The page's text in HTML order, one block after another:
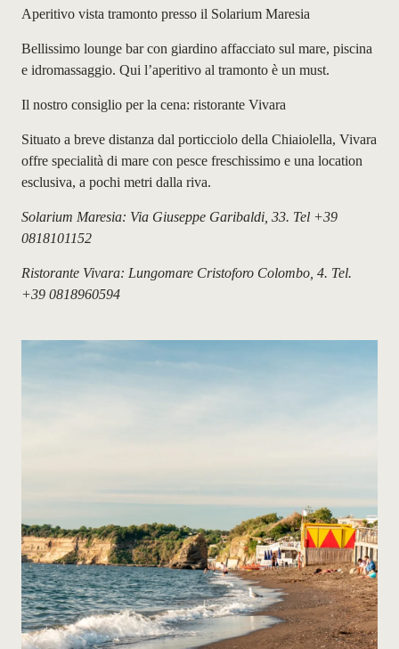
Aperitivo vista tramonto presso il Solarium Maresia
Bellissimo lounge bar con giardino affacciato sul mare, piscina
e idromassaggio. Qui l’aperitivo al tramonto è un must.
Il nostro consiglio per la cena: ristorante Vivara
Situato a breve distanza dal porticciolo della Chiaiolella, Vivara
offre specialità di mare con pesce freschissimo e una location
esclusiva, a pochi metri dalla riva.
Solarium Maresia: Via Giuseppe Garibaldi, 33. Tel +39
0818101152
Ristorante Vivara: Lungomare Cristoforo Colombo, 4. Tel.
+39 0818960594